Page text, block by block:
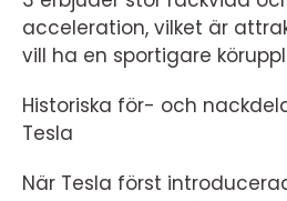
acceleration, vilket är
vill ha en sportigare
Historiska för- och
Tesla
När Tesla först